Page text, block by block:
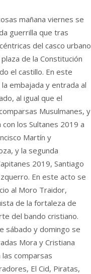
mañana viernes se
guerrilla que tras
del casco urbano
de la Constitución
el castillo. En este
embajada y entrada al
al igual que el
Musulmanes, y
los Sultanes 2019 a
Martín y
y la segunda
2019, Santiago
En este acto se
al Moro Traidor,
de la fortaleza de
del bando cristiano.
sábado y domingo se
Mora y Cristiana
comparsas
El Cid, Piratas,